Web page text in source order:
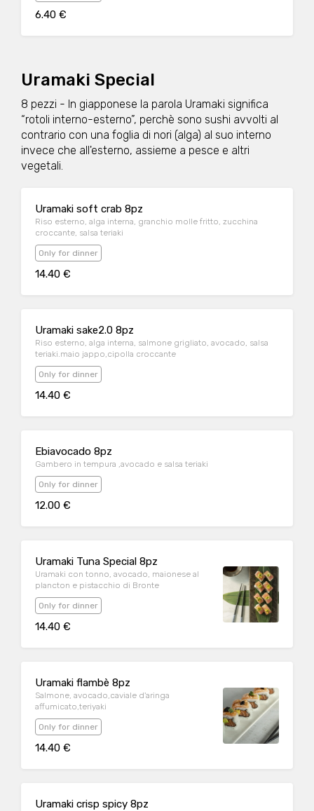
6.40 €
Uramaki Special
8 pezzi - In giapponese la parola Uramaki significa
“rotoli interno-esterno”, perchè sono sushi avvolti al
contrario con una foglia di nori (alga) al suo interno
invece che all'esterno, assieme a pesce e altri
vegetali.
Uramaki soft crab 8pz
Riso esterno, alga interna, granchio molle fritto, zucchina
croccante, salsa teriaki
Only for dinner
14.40 €
Uramaki sake2.0 8pz
Riso esterno, alga interna, salmone grigliato, avocado, salsa
teriaki.maio jappo,cipolla croccante
Only for dinner
14.40 €
Ebiavocado 8pz
Gambero in tempura ,avocado e salsa teriaki
Only for dinner
12.00 €
Uramaki Tuna Special 8pz
Uramaki con tonno, avocado, maionese al
plancton e pistacchio di Bronte
Only for dinner
14.40 €
Uramaki flambè 8pz
Salmone, avocado,caviale d'aringa
affumicato,teriyaki
Only for dinner
14.40 €
Uramaki crisp spicy 8pz